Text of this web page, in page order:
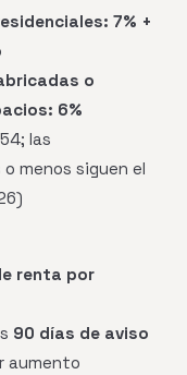
7% +
o
6%
las
menos siguen el
renta por
90 días de aviso
aumento